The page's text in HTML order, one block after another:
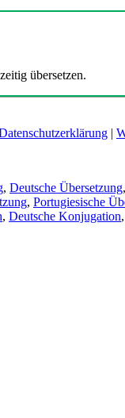
übersetzen.
|
, Deutsche Übersetzung,
, Portugiesische
, Deutsche Konjugation,